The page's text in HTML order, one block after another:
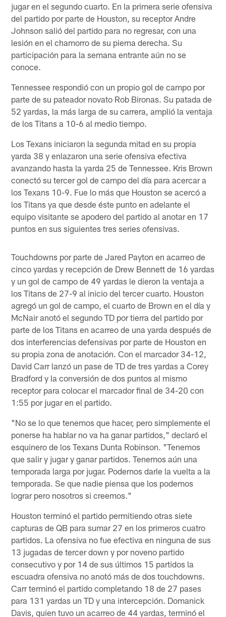
jugar en el segundo cuarto. En la primera serie ofensiva
del partido por parte de Houston, su receptor Andre
Johnson salió del partido para no regresar, con una
lesión en el chamorro de su pierna derecha. Su
participación para la semana entrante aún no se
conoce.
Tennessee respondió con un propio gol de campo por
parte de su pateador novato Rob Bironas. Su patada de
52 yardas, la más larga de su carrera, amplió la ventaja
de los Titans a 10-6 al medio tiempo.
Los Texans iniciaron la segunda mitad en su propia
yarda 38 y enlazaron una serie ofensiva efectiva
avanzando hasta la yarda 25 de Tennessee. Kris Brown
conectó su tercer gol de campo del día para acercar a
los Texans 10-9. Fue lo más que Houston se acercó a
los Titans ya que desde éste punto en adelante el
equipo visitante se apodero del partido al anotar en 17
puntos en sus siguientes tres series ofensivas.
Touchdowns por parte de Jared Payton en acarreo de
cinco yardas y recepción de Drew Bennett de 16 yardas
y un gol de campo de 49 yardas le dieron la ventaja a
los Titans de 27-9 al inicio del tercer cuarto. Houston
agregó un gol de campo, el cuarto de Brown en el día y
McNair anotó el segundo TD por tierra del partido por
parte de los Titans en acarreo de una yarda después de
dos interferencias defensivas por parte de Houston en
su propia zona de anotación. Con el marcador 34-12,
David Carr lanzó un pase de TD de tres yardas a Corey
Bradford y la conversión de dos puntos al mismo
receptor para colocar el marcador final de 34-20 con
1:55 por jugar en el partido.
"No se lo que tenemos que hacer, pero simplemente el
ponerse ha hablar no va ha ganar partidos," declaró el
esquinero de los Texans Dunta Robinson. "Tenemos
que salir y jugar y ganar partidos. Tenemos aún una
temporada larga por jugar. Podemos darle la vuelta a la
temporada. Se que nadie piensa que los podemos
lograr pero nosotros si creemos."
Houston terminó el partido permitiendo otras siete
capturas de QB para sumar 27 en los primeros cuatro
partidos. La ofensiva no fue efectiva en ninguna de sus
13 jugadas de tercer down y por noveno partido
consecutivo y por 14 de sus últimos 15 partidos la
escuadra ofensiva no anotó más de dos touchdowns.
Carr terminó el partido completando 18 de 27 pases
para 131 yardas un TD y una intercepción. Domanick
Davis, quien tuvo un acarreo de 44 yardas, terminó el